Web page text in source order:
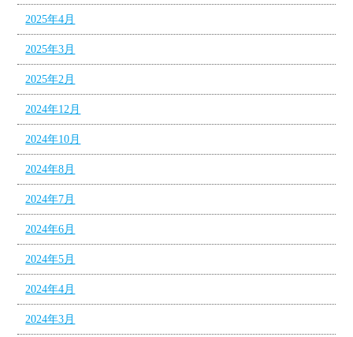
2025年4月
2025年3月
2025年2月
2024年12月
2024年10月
2024年8月
2024年7月
2024年6月
2024年5月
2024年4月
2024年3月